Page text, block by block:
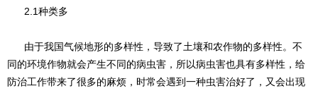
2.1种类多
由于我国气候地形的多样性，导致了土壤和农作物的多样性。不
同的环境作物就会产生不同的病虫害，所以病虫害也具有多样性，给
防治工作带来了很多的麻烦，时常会遇到一种虫害治好了，又会出现